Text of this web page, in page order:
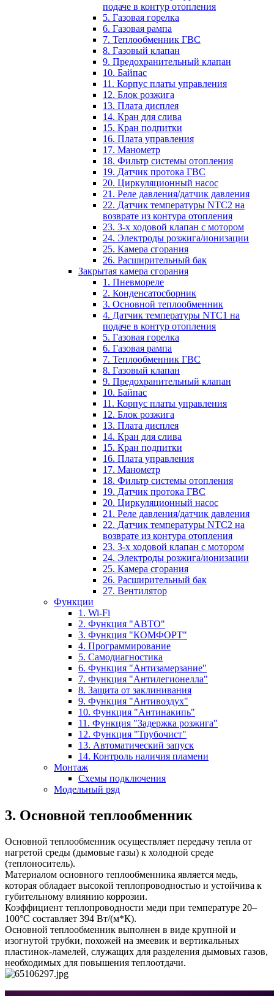
подаче в контур отопления
5. Газовая горелка
6. Газовая рампа
7. Теплообменник ГВС
8. Газовый клапан
9. Предохранительный клапан
10. Байпас
11. Корпус платы управления
12. Блок розжига
13. Плата дисплея
14. Кран для слива
15. Кран подпитки
16. Плата управления
17. Манометр
18. Фильтр системы отопления
19. Датчик протока ГВС
20. Циркуляционный насос
21. Реле давления/датчик давления
22. Датчик температуры NTC2 на
возврате из контура отопления
23. 3-х ходовой клапан с мотором
24. Электроды розжига/ионизации
25. Камера сгорания
26. Расширительный бак
Закрытая камера сгорания
1. Пневмореле
2. Конденсатосборник
3. Основной теплообменник
4. Датчик температуры NTC1 на
подаче в контур отопления
5. Газовая горелка
6. Газовая рампа
7. Теплообменник ГВС
8. Газовый клапан
9. Предохранительный клапан
10. Байпас
11. Корпус платы управления
12. Блок розжига
13. Плата дисплея
14. Кран для слива
15. Кран подпитки
16. Плата управления
17. Манометр
18. Фильтр системы отопления
19. Датчик протока ГВС
20. Циркуляционный насос
21. Реле давления/датчик давления
22. Датчик температуры NTC2 на
возврате из контура отопления
23. 3-х ходовой клапан с мотором
24. Электроды розжига/ионизации
25. Камера сгорания
26. Расширительный бак
27. Вентилятор
Функции
1. Wi-Fi
2. Функция "АВТО"
3. Функция "КОМФОРТ"
4. Программирование
5. Самодиагностика
6. Функция "Антизамерзание"
7. Функция "Антилегионелла"
8. Защита от заклинивания
9. Функция "Антивоздух"
10. Функция "Антинакипь"
11. Функция "Задержка розжига"
12. Функция "Трубочист"
13. Автоматический запуск
14. Контроль наличия пламени
Монтаж
Схемы подключения
Модельный ряд
3. Основной теплообменник
Основной теплообменник осуществляет передачу тепла от
нагретой среды (дымовые газы) к холодной среде
(теплоноситель).
Материалом основного теплообменника является медь,
которая обладает высокой теплопроводностью и устойчива к
губительному влиянию коррозии.
Коэффициент теплопроводности меди при температуре 20–
100°С составляет 394 Вт/(м*К).
Основной теплообменник выполнен в виде крупной и
изогнутой трубки, похожей на змеевик и вертикальных
пластинок-ламелей, служащих для разделения дымовых газов,
необходимых для повышения теплоотдачи.